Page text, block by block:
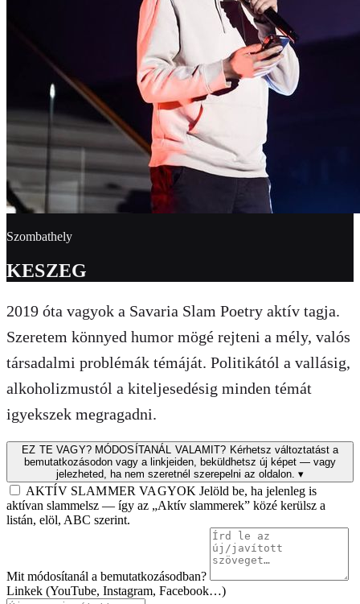
Szombathely
KESZEG
2019 óta vagyok a Savaria Slam Poetry aktív tagja.
Szeretem könnyed humor mögé rejteni a mély, valós
társadalmi problémák témáját. Politikától a vallásig,
alkoholizmustól a kiteljesedésig minden témát
igyekszek megragadni.
EZ TE VAGY? MÓDOSÍTANÁL VALAMIT? Kérhetsz változtatást a
bemutatkozásodon vagy a linkjeiden, beküldhetsz új képet — vagy
jelezheted, ha nem szeretnél szerepelni az oldalon. ▾
AKTÍV SLAMMER VAGYOK Jelöld be, ha jelenleg is
aktívan slammelsz — így az „Aktív slammerek” közé kerülsz a
listán, elöl, ABC szerint.
Mit módosítanál a bemutatkozásodban?
Linkek (YouTube, Instagram, Facebook…)